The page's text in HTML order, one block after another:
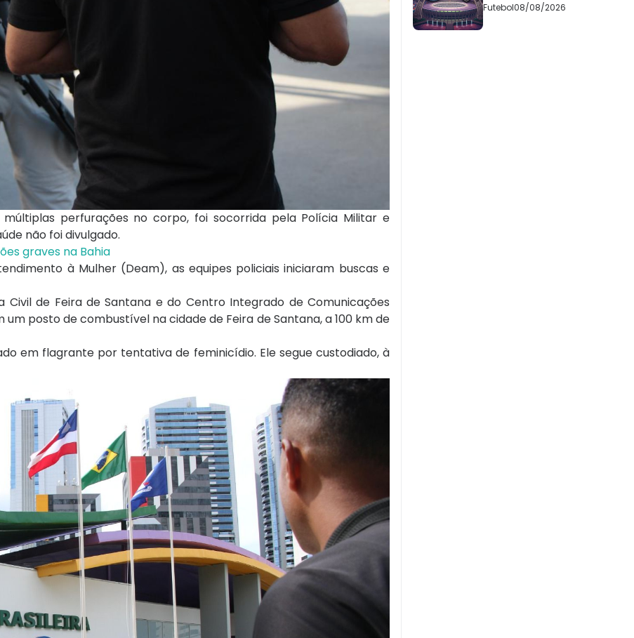
perfurações no corpo, foi socorrida pela Polícia Militar e
não foi divulgado.
graves na Bahia
à Mulher (Deam), as equipes policiais iniciaram buscas e
Civil de Feira de Santana e do Centro Integrado de Comunicações
posto de combustível na cidade de Feira de Santana, a 100 km de
em flagrante por tentativa de feminicídio. Ele segue custodiado, à
Futebol08/08/2026